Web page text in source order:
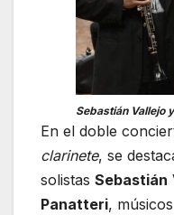
Sebastián Vallejo
En el doble
clarinete, se
solistas Sebastián
Panatteri,